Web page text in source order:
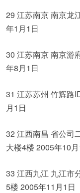
29 江苏南京 南京龙
年1月1日
30 江苏南京 南京游
年8月1日
31 江苏苏州 竹辉路
月1日
32 江西南昌 省公司
大楼4楼 2005年10
33 江西九江 九江市
5楼 2005年11月1日